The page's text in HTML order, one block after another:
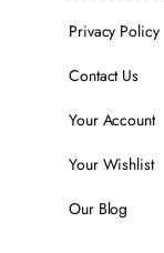
Privacy Policy
Contact Us
Your Account
Your Wishlist
Our Blog